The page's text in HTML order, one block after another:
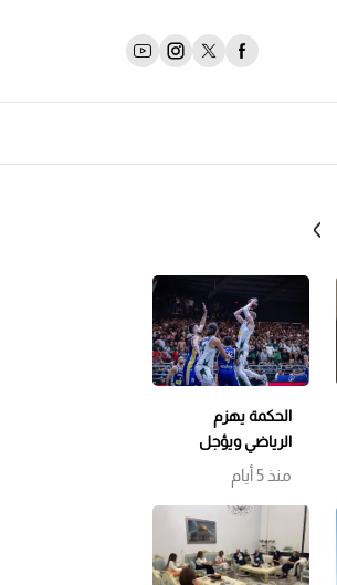
الحكمة يهزم
الرياضي ويؤجل
حسم اللقب إلى
مباراة سابعة
منذ 5 أيام